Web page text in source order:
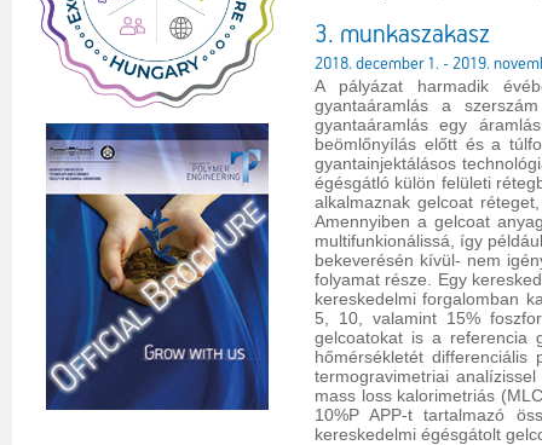
3. munkaszakasz
2018. december 1. - 2019.
A pályázat harmadik
gyantaáramlás a
gyantaáramlás egy
beömlőnyílás előtt és a
gyantainjektálásos
égésgátló külön felületi
alkalmaznak gelcoat
Amennyiben a gelcoat
multifunkionálissá, így
bekeverésén kívül- nem
folyamat része. Egy
kereskedelmi forgalomban
5, 10, valamint 15%
gelcoatokat is a referencia
hőmérsékletét differenciális
termogravimetriai
mass loss kalorimetriás
10%P APP-t tartalmazó
kereskedelmi égésgátolt